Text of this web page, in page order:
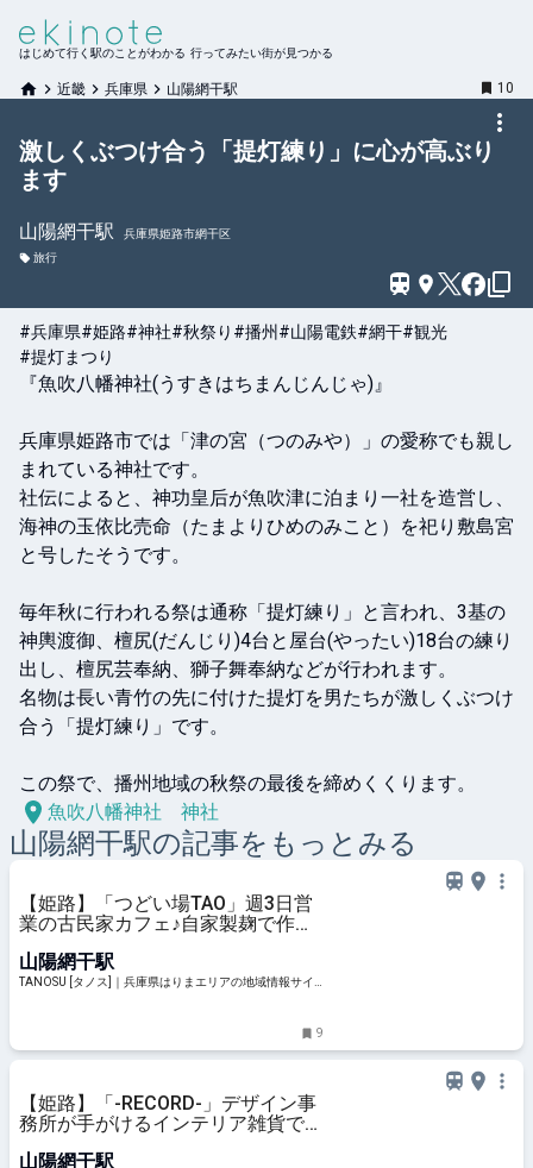
はじめて行く駅のことがわかる 行ってみたい街が見つかる
近畿 兵庫県 山陽網干駅 10
激しくぶつけ合う「提灯練り」に心が高ぶり
ます
山陽網干駅
兵庫県姫路市網干区
旅行
#兵庫県#姫路#神社#秋祭り #播州 #山陽電鉄#網干#観光
#提灯まつり
『魚吹八幡神社(うすきはちまんじんじゃ)』
兵庫県姫路市では「津の宮（つのみや）」の愛称でも親し
まれている神社です。
社伝によると、神功皇后が魚吹津に泊まり一社を造営し、
海神の玉依比売命（たまよりひめのみこと）を祀り敷島宮
と号したそうです。
毎年秋に行われる祭は通称「提灯練り」と言われ、3基の
神輿渡御、檀尻(だんじり)4台と屋台(やったい)18台の練り
出し、檀尻芸奉納、獅子舞奉納などが行われます。
名物は長い青竹の先に付けた提灯を男たちが激しくぶつけ
合う「提灯練り」です。
この祭で、播州地域の秋祭の最後を締めくくります。
魚吹八幡神社 神社
山陽網干駅の記事をもっとみる
【姫路】「つどい場TAO」週3日営
業の古民家カフェ♪自家製麹で作る
山陽網干駅
TANOSU [タノス]｜兵庫県はりまエリアの地域情報サイ
9
【姫路】「-RECORD-」デザイン事
務所が手がけるインテリア雑貨でお
山陽網干駅